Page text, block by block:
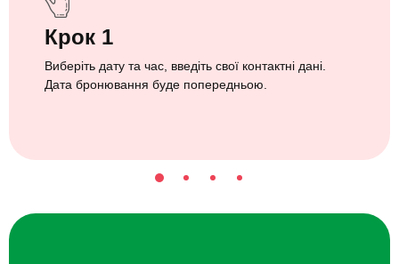
Крок 1
Виберіть дату та час, введіть свої контактні дані.
Дата бронювання буде попередньою.